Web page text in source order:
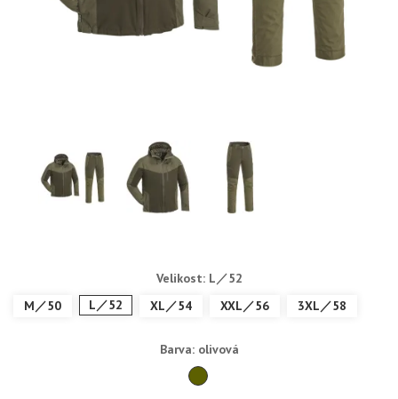
Velikost: L／52
M／50
L／52 XL／54 XXL／56 3XL／58
Barva: olivová
olivová